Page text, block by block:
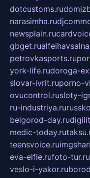
dotcustoms.ru
narasimha.ru
newsplain.ru
gbget.ru
petrovkasports.ru
york-life.rudoroga-
slovar-ivrit.ruporno-
ovucontrol.rusloty-
ru-industriya.ru
belgorod-day.ru
medic-today.ru
teensvoice.ru
eva-elfie.rufoto-tur.ru
veslo-i-yakor.ru